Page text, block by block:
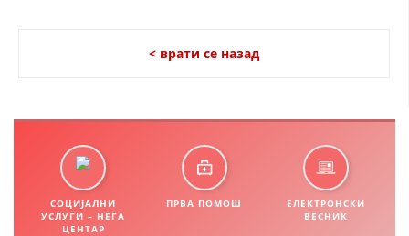
< врати се назад
СОЦИЈАЛНИ
УСЛУГИ – НЕГА
ЦЕНТАР
ПРВА ПОМОШ
ЕЛЕКТРОНСКИ
ВЕСНИК